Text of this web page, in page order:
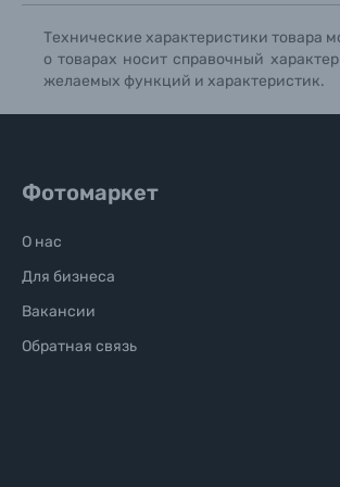
Технические характеристики товара
о товарах носит справочный
желаемых функций и характеристик.
Фотомаркет
О нас
Для бизнеса
Вакансии
Обратная связь